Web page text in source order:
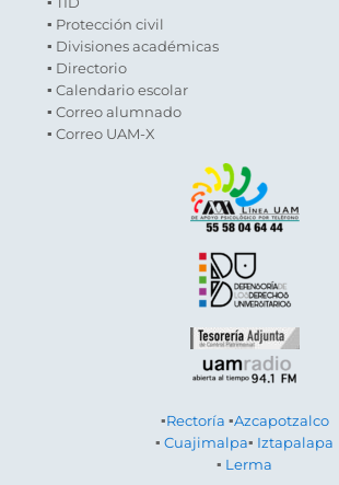
▪ Protección civil
▪ Divisiones académicas
▪ Directorio
▪ Calendario escolar
▪ Correo alumnado
▪ Correo UAM-X
▪Rectoría ▪Azcapotzalco
▪Cuajimalpa▪ Iztapalapa
▪ Lerma